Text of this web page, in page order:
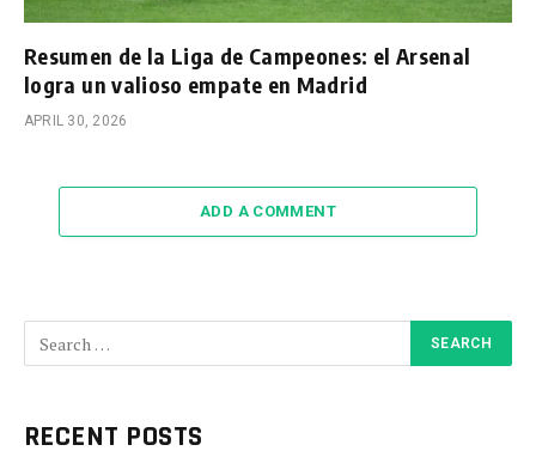
Resumen de la Liga de Campeones: el Arsenal
logra un valioso empate en Madrid
APRIL 30, 2026
ADD A COMMENT
RECENT POSTS